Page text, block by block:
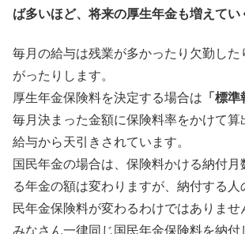
ば多いほど、将来の厚生年金も増えてい
毎月の給与は残業が多かったり欠勤した
がったりします。
厚生年金保険料を決定する場合は 「標準
毎月決まった金額に保険料率をかけて算
給与から天引きされています。
国民年金の場合は、保険料かける納付月
る年金の額は変わりますが、納付する人
民年金保険料が変わるわけではありませ
みなさん一律同じ国民年金保険料を納付